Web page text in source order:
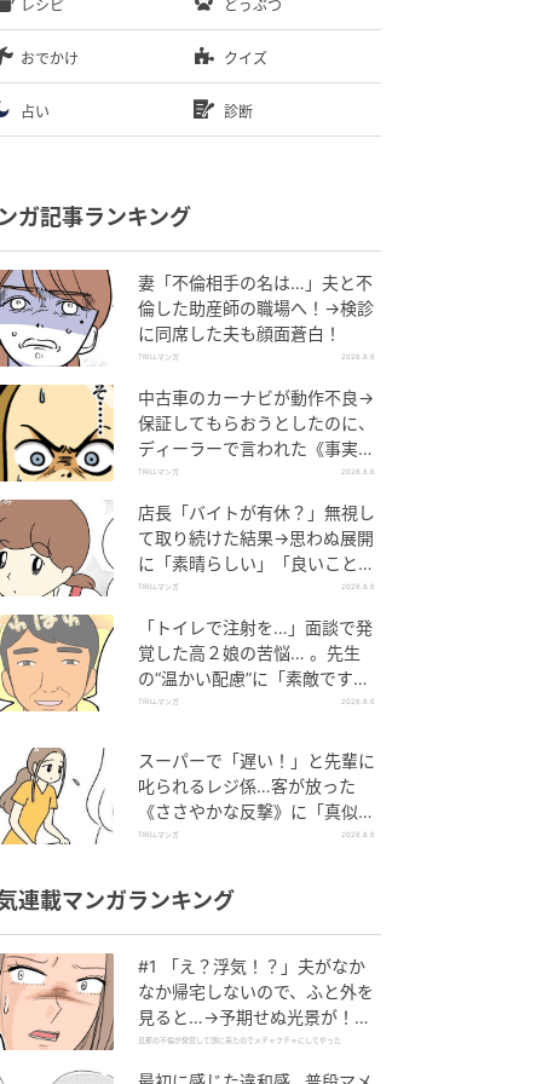
レシピ どうぶつ
おでかけ クイズ
占い 診断
ガ記事ランキング
妻「不倫相手の名は…」夫と不
倫した助産師の職場へ！→検診
に同席した夫も顔面蒼白！
TRILLマンガ 2026.8.6
中古車のカーナビが動作不良→
保証してもらおうとしたのに、
ディーラーで言われた《事実》
に唖然…
TRILLマンガ 2026.8.6
店長「バイトが有休？」無視し
て取り続けた結果→思わぬ展開
に「素晴らしい」「良いことし
ましたね」
TRILLマンガ 2026.8.6
「トイレで注射を…」面談で発
覚した高２娘の苦悩… 。先生
の“温かい配慮”に「素敵です
ね」「対応がいいね」
TRILLマンガ 2026.8.6
スーパーで「遅い！」と先輩に
叱られるレジ係…客が放った
《ささやかな反撃》に「真似し
たい！」「私もです」
TRILLマンガ 2026.8.6
連載マンガランキング
#1 「え？浮気！？」夫がなか
なか帰宅しないので、ふと外を
見ると…→予期せぬ光景が！｜
旦那の不倫が発覚して頭に来た
旦那の不倫が発覚して頭に来たのでメチャクチャにしてやった